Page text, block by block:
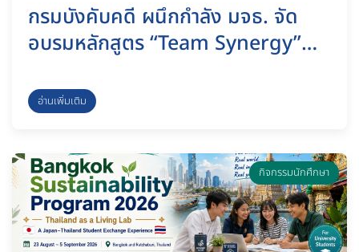
กรมบังคับคดี ผนึกกำลัง มจธ. จัด
อบรมหลักสูตร “Team Synergy”
ประสิทธิภาพการทำงานรับมือความ
เปลี่ยนแปลง ชลบุรี, 8 กรกฎาคม
2569
อ่านเพิ่มเติม
กิจกรรมนักศึกษา